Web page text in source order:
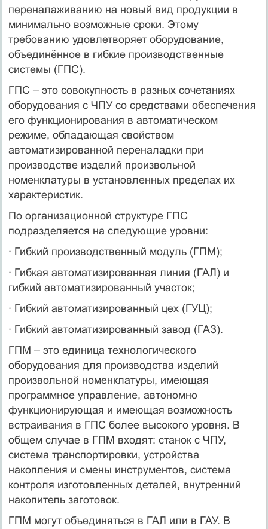
переналаживанию на новый вид продукции в
минимально возможные сроки. Этому
требованию удовлетворяет оборудование,
объединённое в гибкие производственные
системы (ГПС).
ГПС – это совокупность в разных сочетаниях
оборудования с ЧПУ со средствами обеспечения
его функционирования в автоматическом
режиме, обладающая свойством
автоматизированной переналадки при
производстве изделий произвольной
номенклатуры в установленных пределах их
характеристик.
По организационной структуре ГПС
подразделяется на следующие уровни:
· Гибкий производственный модуль (ГПМ);
· Гибкая автоматизированная линия (ГАЛ) и
гибкий автоматизированный участок;
· Гибкий автоматизированный цех (ГУЦ);
· Гибкий автоматизированный завод (ГАЗ).
ГПМ – это единица технологического
оборудования для производства изделий
произвольной номенклатуры, имеющая
программное управление, автономно
функционирующая и имеющая возможность
встраивания в ГПС более высокого уровня. В
общем случае в ГПМ входят: станок с ЧПУ,
система транспортировки, устройства
накопления и смены инструментов, система
контроля изготовленных деталей, внутренний
накопитель заготовок.
ГПМ могут объединяться в ГАЛ или в ГАУ. В